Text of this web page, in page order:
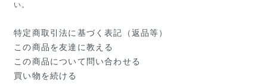
い。
特定商取引法に基づく表記（返品等）
この商品を友達に教える
この商品について問い合わせる
買い物を続ける